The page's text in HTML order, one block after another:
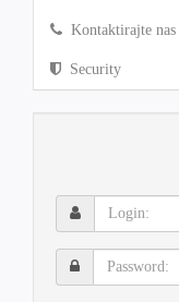
Kontaktirajte nas
Security
Login:
Password: